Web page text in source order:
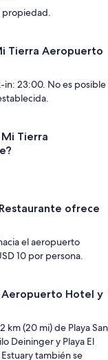
Tierra Aeropuerto
in: 23:00. No es posible
Tierra
ofrece
el aeropuerto
10 por persona.
Aeropuerto Hotel y
km (20 mi) de Playa San
Deininger y Playa El
también se